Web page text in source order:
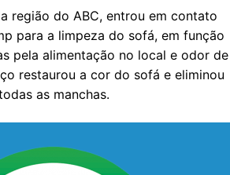
região do ABC, entrou em contato
para a limpeza do sofá, em função
pela alimentação no local e odor de
restaurou a cor do sofá e eliminou
as manchas.